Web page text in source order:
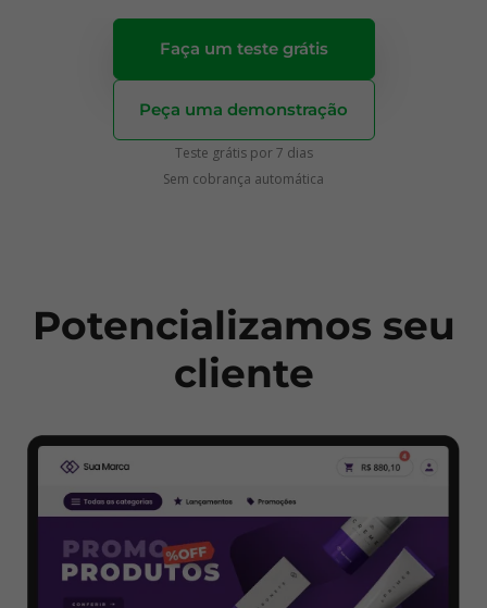
Faça um teste grátis
Peça uma demonstração
Teste grátis por 7 dias
Sem cobrança automática
Potencializamos seu
cliente